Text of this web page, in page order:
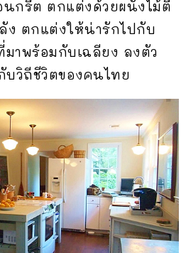
นกรีต ตกแต่งด้วยผนังไม้ตี
ง ตกแต่งให้น่ารักไปกับ
าพร้อมกับเฉลียง ลงตัว
บวิถีชีวิตของคนไทย